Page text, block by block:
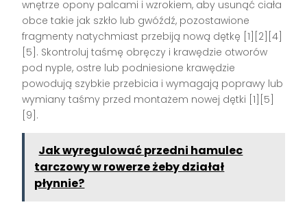
wnętrze opony palcami i wzrokiem, aby usunąć ciała
obce takie jak szkło lub gwóźdź, pozostawione
fragmenty natychmiast przebiją nową dętkę [1][2][4]
[5]. Skontroluj taśmę obręczy i krawędzie otworów
pod nyple, ostre lub podniesione krawędzie
powodują szybkie przebicia i wymagają poprawy lub
wymiany taśmy przed montażem nowej dętki [1][5]
[9].
Jak wyregulować przedni hamulec
tarczowy w rowerze żeby działał
płynnie?